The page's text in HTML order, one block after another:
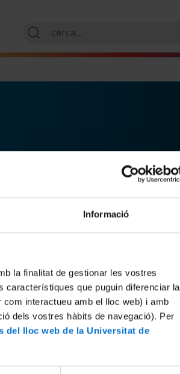
Informació
la finalitat de gestionar les vostres
característiques que puguin diferenciar la
interactueu amb el lloc web) i amb
dels vostres hàbits de navegació). Per
del lloc web de la Universitat de